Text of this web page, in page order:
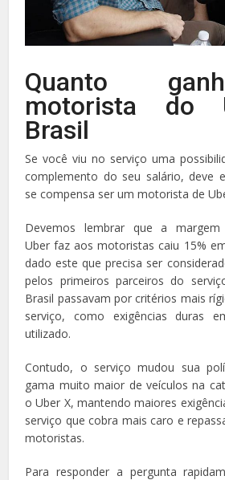
Quanto
motorista do
Brasil
Se você viu no serviço uma
complemento do seu salário, deve
se compensa ser um motorista de
Devemos lembrar que a
Uber faz aos motoristas caiu 15%
dado este que precisa ser
pelos primeiros parceiros do
Brasil passavam por critérios mais
serviço, como exigências duras
utilizado.
Contudo, o serviço mudou sua
gama muito maior de veículos na
o Uber X, mantendo maiores
serviço que cobra mais caro e
motoristas.
Para responder a pergunta